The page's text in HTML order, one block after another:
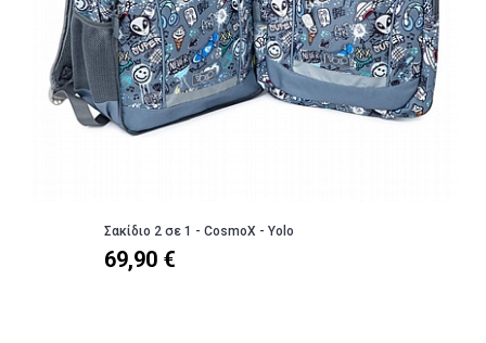
Σακίδιο 2 σε 1 - CosmoX - Yolo
69,90 €